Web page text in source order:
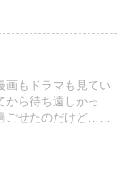
画もドラマも見てい
から待ち遠しかっ
ごせたのだけど…映